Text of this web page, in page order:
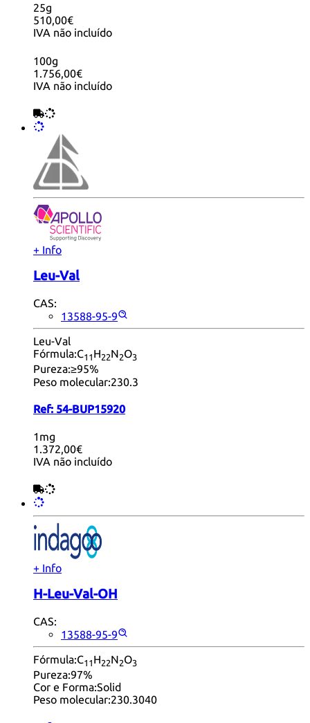
25g
510,00€
IVA não incluído
100g
1.756,00€
IVA não incluído
+ Info
Leu-Val
CAS:
13588-95-9
Leu-Val
Fórmula:C11 H22N2O3
Pureza:≥95%
Peso molecular:230.3
Ref: 54-BUP15920
1mg
1.372,00€
IVA não incluído
+ Info
H-Leu-Val-OH
CAS:
13588-95-9
Fórmula:C11 H22N2O3
Pureza:97%
Cor e Forma:Solid
Peso molecular:230.3040